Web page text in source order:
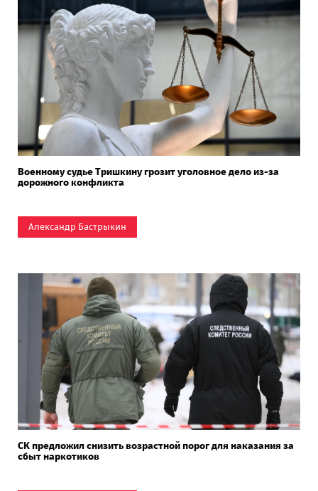
Военному судье Тришкину грозит уголовное дело из-за
дорожного конфликта
Александр Бастрыкин
СК предложил снизить возрастной порог для наказания за
сбыт наркотиков